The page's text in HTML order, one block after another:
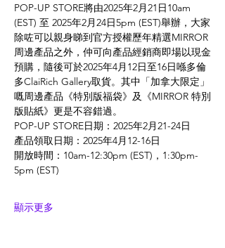
POP-UP STORE將由2025年2月21日10am
(EST) 至 2025年2月24日5pm (EST)舉辦，大家
除咗可以親身睇到官方授權歷年精選MIRROR
周邊產品之外，仲可向產品經銷商即場以現金
預購，隨後可於2025年4月12日至16日喺多倫
多ClaiRich Gallery取貨。其中「加拿大限定」
嘅周邊產品《特別版福袋》及《MIRROR 特別
版貼紙》更是不容錯過。
POP-UP STORE日期：2025年2月21-24日
產品領取日期：2025年4月12-16日
開放時間：10am-12:30pm (EST)，1:30pm-
5pm (EST)
顯示更多